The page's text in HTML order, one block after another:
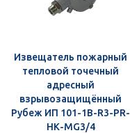
Извещатель пожарный
тепловой точечный
адресный
взрывозащищённый
Рубеж ИП 101-1В-R3-РR-
НК-МG3/4